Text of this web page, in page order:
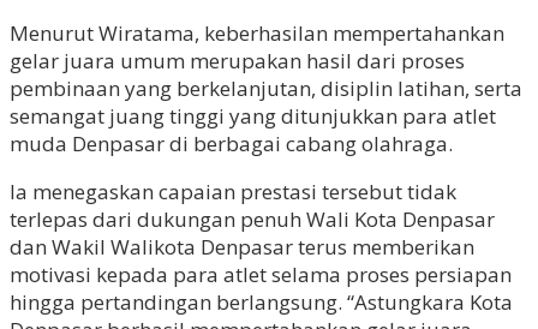
Menurut Wiratama, keberhasilan mempertahankan
gelar juara umum merupakan hasil dari proses
pembinaan yang berkelanjutan, disiplin latihan, serta
semangat juang tinggi yang ditunjukkan para atlet
muda Denpasar di berbagai cabang olahraga.
Ia menegaskan capaian prestasi tersebut tidak
terlepas dari dukungan penuh Wali Kota Denpasar
dan Wakil Walikota Denpasar terus memberikan
motivasi kepada para atlet selama proses persiapan
hingga pertandingan berlangsung. “Astungkara Kota